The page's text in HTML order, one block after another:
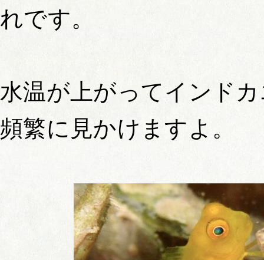
れです。
水温が上がってインド
頻繁に見かけますよ。